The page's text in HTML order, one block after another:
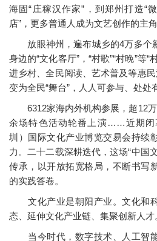
海固“庄稼汉作家”，到郑州打造“
店”，更多普通人成为文艺创作的主角
放眼神州，遍布城乡的4万多个
身边的“文化客厅”，“村歌”“村晚”等
进乡村、全民阅读、艺术普及等惠
变为全民“舞台”，人人可参与、处处
6312家海内外机构参展，超12万
余场特色活动轮番上演……近期闭
圳）国际文化产业博览交易会持续
力。二十二载深耕迭代，这场“中国
传承，以开放拓宽格局，不断书写
的实践答卷。
文化产业是朝阳产业。文化和
态、延伸文化产业链、集聚创新人才
当今时代，数字技术、人工智